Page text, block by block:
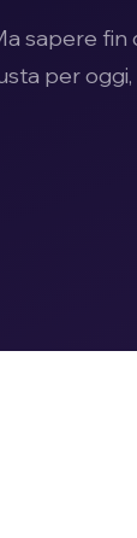
sapere fin
per